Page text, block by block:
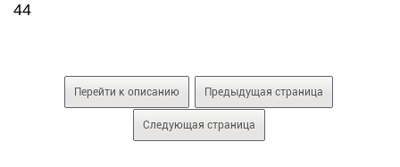
44
Перейти к описанию Предыдущая страница
Следующая страница